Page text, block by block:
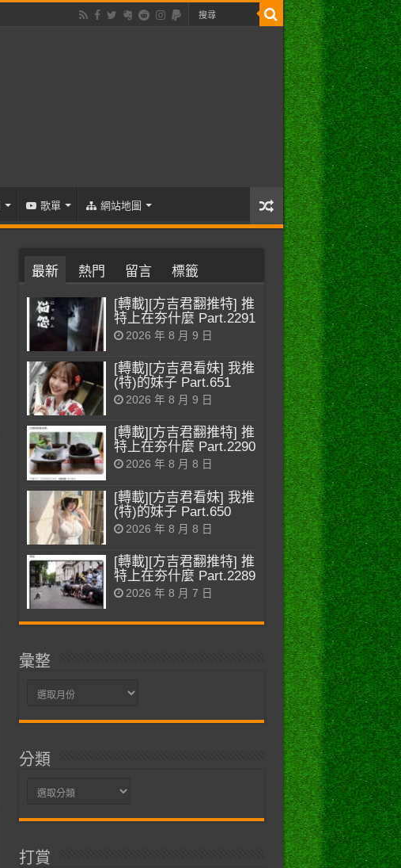
歌單 網站地圖
最新 熱門 留言 標籤
[轉載][方吉君翻推特] 推
特上在夯什麼 Part.2291
2026 年 8 月 9 日
[轉載][方吉君看妹] 我推
(特)的妹子 Part.651
2026 年 8 月 9 日
[轉載][方吉君翻推特] 推
特上在夯什麼 Part.2290
2026 年 8 月 8 日
[轉載][方吉君看妹] 我推
(特)的妹子 Part.650
2026 年 8 月 8 日
[轉載][方吉君翻推特] 推
特上在夯什麼 Part.2289
2026 年 8 月 7 日
彙整
彙
分類
分
打賞